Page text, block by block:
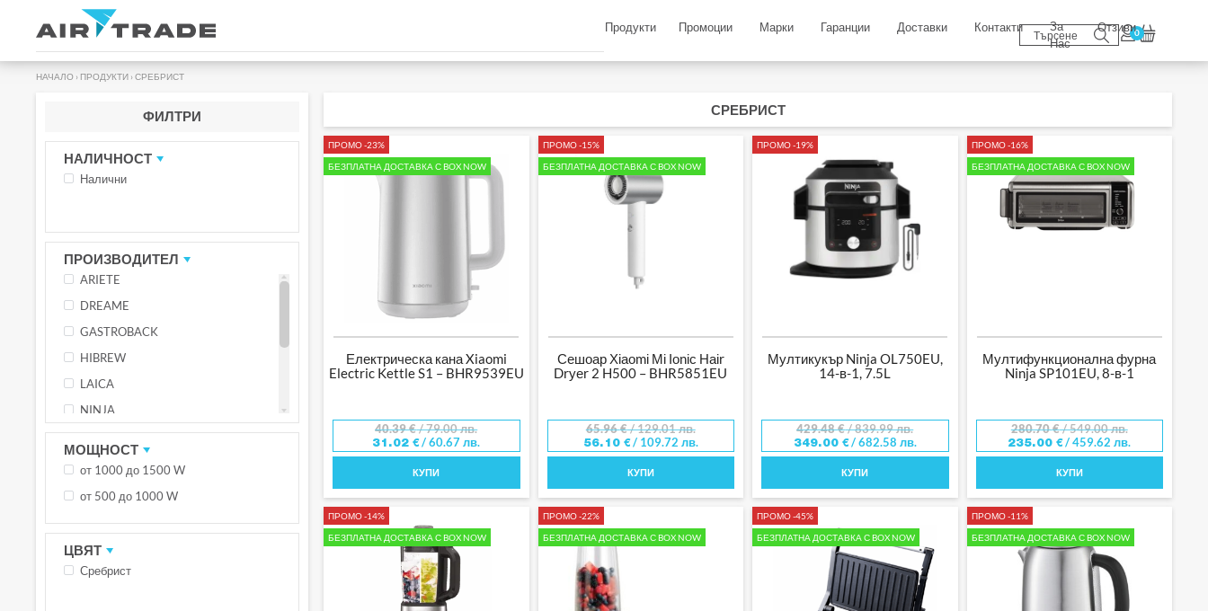
Продукти Промоции Марки Гаранции Доставки Контакти
За
Нас
Отзиви0
НАЧАЛО › ПРОДУКТИ ›СРЕБРИСТ
СРЕБРИСТ
ПРОМО -23%
БЕЗПЛАТНА ДОСТАВКА С BOX NOW
Електрическа кана Xiaomi
Electric Kettle S1 – BHR9539EU
40.39€/ 79.00 лв.
31.02€/ 60.67 лв.
КУПИ
ПРОМО -15%
БЕЗПЛАТНА ДОСТАВКА С BOX NOW
Сешоар Хіаоmі Мі Іоnіс Наіr
Drуеr 2 H500 – BHR5851EU
65.96€/ 129.01 лв.
56.10 €/ 109.72 лв.
КУПИ
ПРОМО -19%
Мултикукър Ninja OL750EU,
14-в-1, 7.5L
429.48€/ 839.99 лв.
349.00 €/ 682.58 лв.
КУПИ
ПРОМО -16%
БЕЗПЛАТНА ДОСТАВКА С BOX NOW
Мултифункционална фурна
Ninja SP101EU, 8-в-1
280.70€/ 549.00 лв.
235.00€/ 459.62 лв.
КУПИ
ПРОМО -14%
БЕЗПЛАТНА ДОСТАВКА С BOX NOW
ПРОМО -22%
БЕЗПЛАТНА ДОСТАВКА С BOX NOW
ПРОМО -45%
БЕЗПЛАТНА ДОСТАВКА С BOX NOW
ПРОМО -11%
БЕЗПЛАТНА ДОСТАВКА С BOX NOW
ФИЛТРИ
НАЛИЧНОСТ
Налични
ПРОИЗВОДИТЕЛ
ARIETE
DREAME
GASTROBACK
HIBREW
LAICA
NINJA
POCKETBOOK
ROHNSON
МОЩНОСТ
от 1000 до 1500 W
от 500 до 1000 W
ЦВЯТ
Сребрист